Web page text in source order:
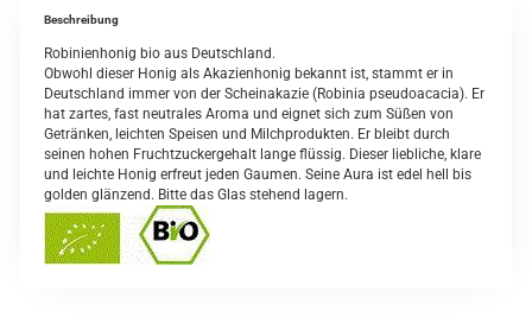
Beschreibung
Robinienhonig bio aus Deutschland.
Obwohl dieser Honig als Akazienhonig bekannt ist, stammt er in
Deutschland immer von der Scheinakazie (Robinia pseudoacacia). Er
hat zartes, fast neutrales Aroma und eignet sich zum Süßen von
Getränken, leichten Speisen und Milchprodukten. Er bleibt durch
seinen hohen Fruchtzuckergehalt lange flüssig. Dieser liebliche, klare
und leichte Honig erfreut jeden Gaumen. Seine Aura ist edel hell bis
golden glänzend. Bitte das Glas stehend lagern.